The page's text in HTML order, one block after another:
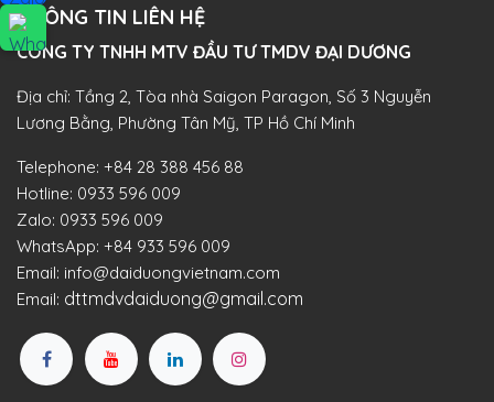
THÔNG TIN LIÊN HỆ
CÔNG TY TNHH MTV ĐẦU TƯ TMDV ĐẠI DƯƠNG​
Địa chỉ: Tầng 2, Tòa nhà Saigon Paragon, Số 3 Nguyễn
Lương Bằng, Phường Tân Mỹ, TP Hồ Chí Minh
Telephone: +84 28 388 456 88
Hotline: 0933 596 009
Zalo: 0933 596 009
WhatsApp: +84 933 596 009
Email: info@daiduongvietnam.com
Email: dttmdvdaiduong@gmail.com